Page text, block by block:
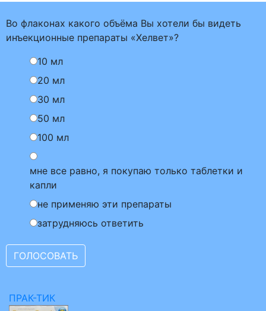
Во флаконах какого объёма Вы хотели бы видеть
инъекционные препараты «Хелвет»?
10 мл
20 мл
30 мл
50 мл
100 мл
мне все равно, я покупаю только таблетки и
капли
не применяю эти препараты
затрудняюсь ответить
ПРАК-ТИК